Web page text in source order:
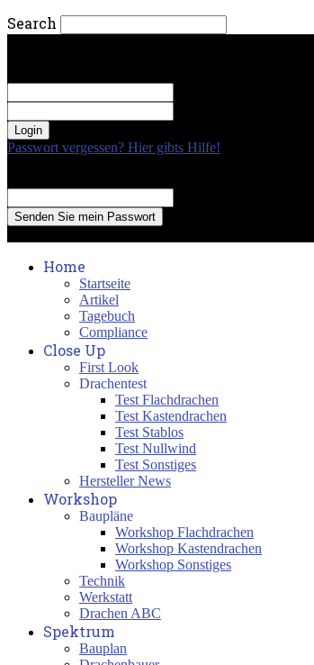
Search
Passwort vergessen? Hier gibts Hilfe!
Home
Startseite
Artikel
Tagebuch
Compliance
Close Up
First Look
Drachentest
Test Flachdrachen
Test Kastendrachen
Test Stablos
Test Nullwind
Test Sonstiges
Hersteller News
Workshop
Baupläne
Workshop Flachdrachen
Workshop Kastendrachen
Workshop Sonstiges
Technik
Werkstatt
Drachen ABC
Spektrum
Bauplan